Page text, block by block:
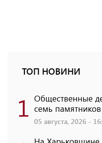
ТОП НОВИНИ
1 Общественные
семь
05 августа, 2026 -